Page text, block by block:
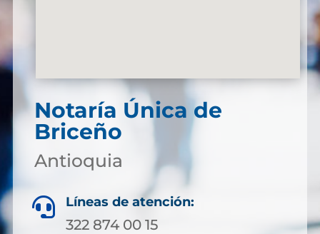
Notaría Única de
Briceño
Antioquia
 Líneas de atención:
322 874 00 15